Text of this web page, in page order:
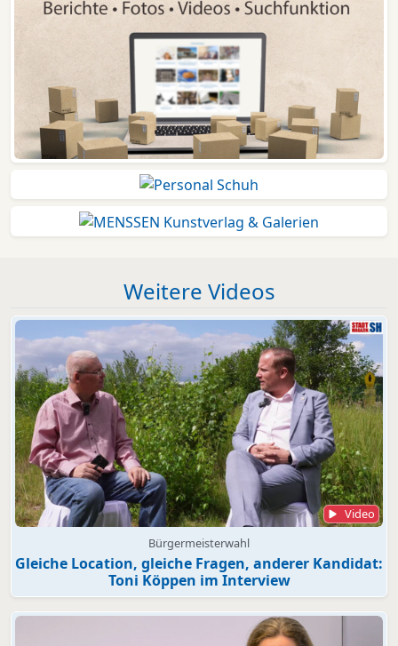
Weitere Videos
Video
Bürgermeisterwahl
Gleiche Location, gleiche Fragen, anderer Kandidat:
Toni Köppen im Interview